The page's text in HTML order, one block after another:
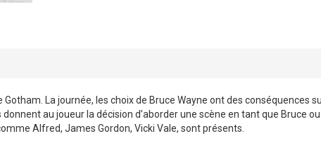
Gotham. La journée, les choix de Bruce Wayne ont des
au joueur la décision d’aborder une scène en tant que Bruce
Alfred, James Gordon, Vicki Vale, sont présents.